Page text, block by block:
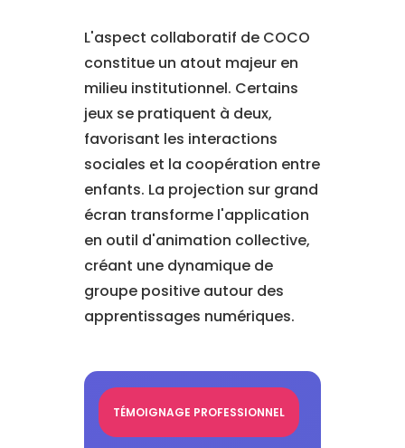
L'aspect collaboratif de COCO
constitue un atout majeur en
milieu institutionnel. Certains
jeux se pratiquent à deux,
favorisant les interactions
sociales et la coopération entre
enfants. La projection sur grand
écran transforme l'application
en outil d'animation collective,
créant une dynamique de
groupe positive autour des
apprentissages numériques.
TÉMOIGNAGE PROFESSIONNEL